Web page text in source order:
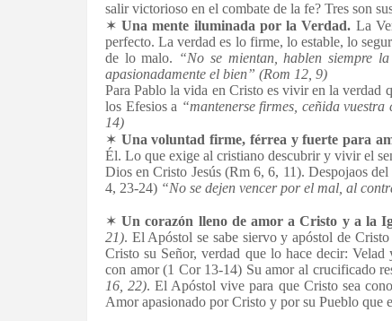
salir victorioso en el combate de la fe? Tres son
✶ Una mente iluminada por la Verdad. La
perfecto. La verdad es lo firme, lo estable, lo
de lo malo. “No se mientan, hablen siempre
apasionadamente el bien” (Rom 12, 9)
Para Pablo la vida en Cristo es vivir en la verdad
los Efesios a “mantenerse firmes, ceñida vuestra
14)
✶ Una voluntad firme, férrea y fuerte para
Él. Lo que exige al cristiano descubrir y vivir el
Dios en Cristo Jesús (Rm 6, 6, 11). Despojaos
4, 23-24) “No se dejen vencer por el mal, al
✶ Un corazón lleno de amor a Cristo y a la
21). El Apóstol se sabe siervo y apóstol de
Cristo su Señor, verdad que lo hace decir: Velad
con amor (1 Cor 13-14) Su amor al crucificado
16, 22). El Apóstol vive para que Cristo sea
Amor apasionado por Cristo y por su Pueblo que